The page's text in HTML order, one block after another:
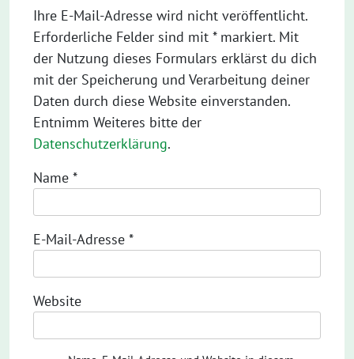
Ihre E-Mail-Adresse wird nicht veröffentlicht.
Erforderliche Felder sind mit * markiert. Mit
der Nutzung dieses Formulars erklärst du dich
mit der Speicherung und Verarbeitung deiner
Daten durch diese Website einverstanden.
Entnimm Weiteres bitte der
Datenschutzerklärung.
Name *
E-Mail-Adresse *
Website